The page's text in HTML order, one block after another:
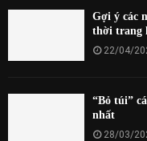
Gợi ý các
thời trang
22/04/
“Bỏ túi”
nhất
28/03/